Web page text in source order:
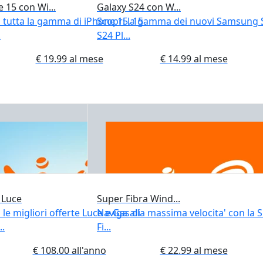
15 con Wi...
tutta la gamma di iPhone 15, 15
€ 19.99 al mese
Galaxy S24 con W...
Scopri la gamma dei nuovi Samsung
S24 Pl...
€ 14.99 al mese
le migliori offerte Luce e Gas di
€ 108.00 all'anno
Super Fibra Wind...
Naviga alla massima velocita' con la
Fi...
€ 22.99 al mese